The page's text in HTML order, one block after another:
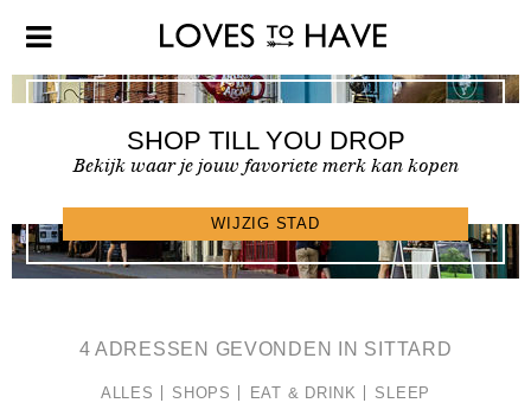
SHOP TILL YOU DROP
Bekijk waar je jouw favoriete merk kan kopen
SHOPFINDER >
WIJZIG STAD
4 ADRESSEN GEVONDEN IN SITTARD
ALLES SHOPS EAT & DRINK SLEEP